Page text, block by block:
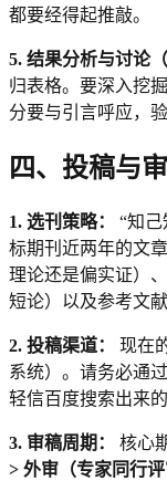
都要经得起推敲。
5. 结果分析与讨论（
归表格。要深入挖
分要与引言呼应，
四、投稿与
1. 选刊策略：
“知
标期刊近两年的文
理论还是偏实证）
短论）以及参考文献
2. 投稿渠道：
现在
系统）。请务必通
轻信百度搜索出来的
3. 审稿周期： 核心
> 外审（专家同行评